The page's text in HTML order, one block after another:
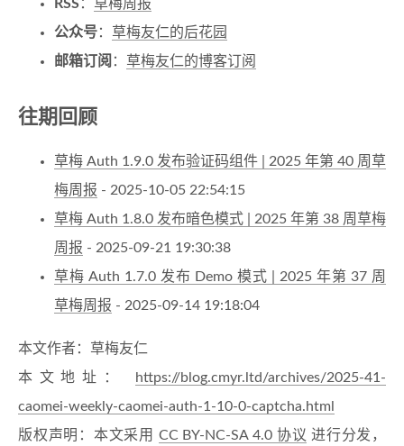
RSS： 草梅周报
公众号： 草梅友仁的后花园
邮箱订阅 ： 草梅友仁的博客订阅
往期回顾
草梅 Auth 1.9.0 发布验证码组件 | 2025 年第 40 周草
梅周报 - 2025-10-05 22:54:15
草梅 Auth 1.8.0 发布暗色模式 | 2025 年第 38 周草梅
周报 - 2025-09-21 19:30:38
草梅 Auth 1.7.0 发布 Demo 模式 | 2025 年第 37 周
草梅周报 - 2025-09-14 19:18:04
本文作者：草梅友仁
本文地址：
https://blog.cmyr.ltd/archives/2025-41-
caomei-weekly-caomei-auth-1-10-0-captcha.html
版权声明：本文采用 CC BY-NC-SA 4.0 协议 进行分发，